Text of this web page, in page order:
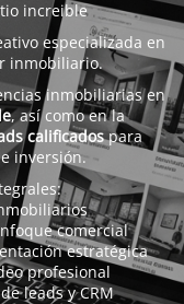
increible
especializada en
inmobiliario.
inmobiliarias en
, así como en la
calificadospara
inversión.
comercial
estratégica
profesional
leads y CRM